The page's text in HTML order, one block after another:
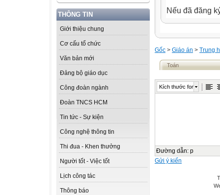
THÔNG TIN
Giới thiệu chung
Cơ cấu tổ chức
Văn bản mới
Đảng bộ giáo dục
Công đoàn ngành
Đoàn TNCS HCM
Tin tức - Sự kiện
Công nghệ thông tin
Thi đua - Khen thưởng
Người tốt - Việc tốt
Lịch công tác
Thông báo
Nếu đã đăng
Gốc > Giáo án > Trung
Toán
Kích thước font
Đường dẫn: p
Gửi ý kiến